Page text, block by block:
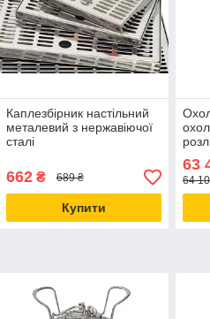
Каплезбірник настільний
металевий з нержавіючої
сталі
662₴ 689 ₴
Купити
55
63
64